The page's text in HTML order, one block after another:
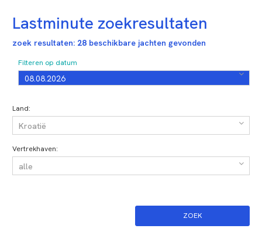
Lastminute zoekresultaten
zoek resultaten: 28 beschikbare jachten gevonden
Filteren op datum
Land:
Vertrekhaven: